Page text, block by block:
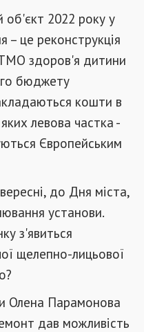
об'єкт 2022 року у
– це реконструкція
здоров'я дитини
бюджету
кошти в
левова частка -
Європейським
до Дня міста,
установи.
з'явиться
щелепно-лицьової
Олена Парамонова
дав можливість